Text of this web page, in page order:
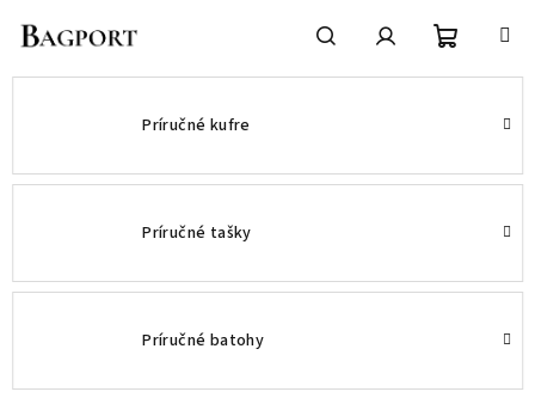
HľadaťPrihlásenie
Príručné kufre
Príručné tašky
Príručné batohy